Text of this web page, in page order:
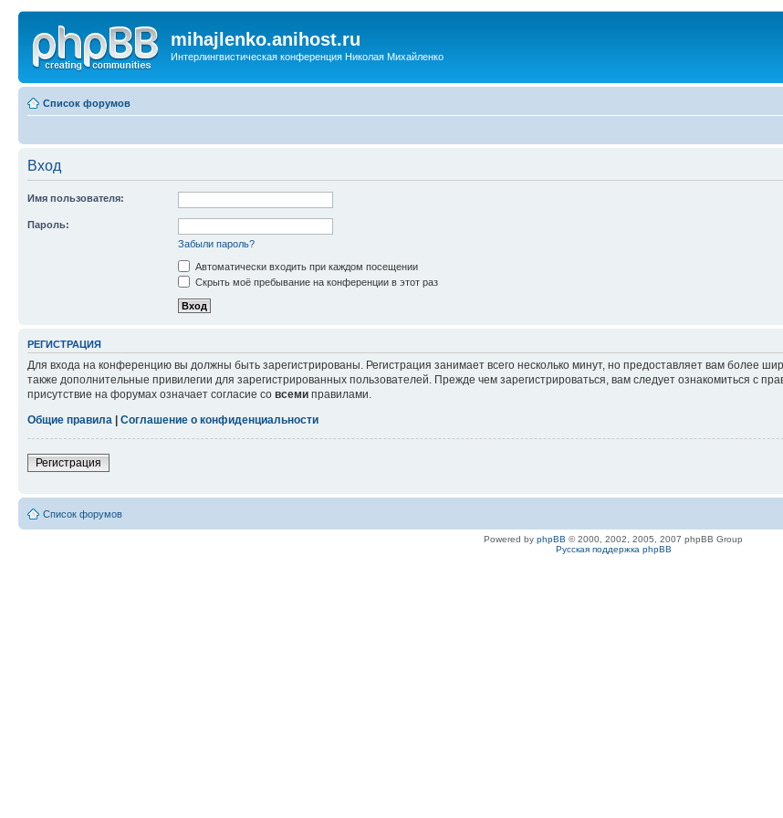
mihajlenko.anihost.ru
Интерлингвистическая конференция Николая Михайленко
Список форумов
Вход
Имя пользователя:
Пароль:
Забыли пароль?
Автоматически входить при каждом посещении
Скрыть моё пребывание на конференции в этот раз
РЕГИСТРАЦИЯ
Для входа на конференцию вы должны быть зарегистрированы. Регистрация занимает всего несколько минут, но предоставляет вам более
также дополнительные привилегии для зарегистрированных пользователей. Прежде чем зарегистрироваться, вам следует ознакомиться с
присутствие на форумах означает согласие со всеми правилами.
Общие правила
Соглашение о конфиденциальности
Регистрация
Список форумов
Powered by phpBB © 2000, 2002, 2005, 2007 phpBB Group
Русская поддержка phpBB